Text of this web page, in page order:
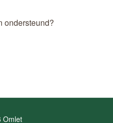
ondersteund?
Omlet